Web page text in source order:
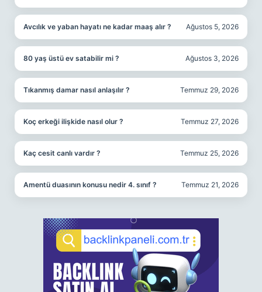
Avcılık ve yaban hayatı ne kadar maaş alır ? Ağustos 5, 2026
80 yaş üstü ev satabilir mi ? Ağustos 3, 2026
Tıkanmış damar nasıl anlaşılır ? Temmuz 29, 2026
Koç erkeği ilişkide nasıl olur ? Temmuz 27, 2026
Kaç cesit canlı vardır ? Temmuz 25, 2026
Amentü duasının konusu nedir 4. sınıf ? Temmuz 21, 2026